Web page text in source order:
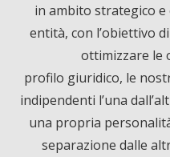
b
o
o
in ambito strategico e
entità, con l’obiettivo
ottimizzare le
profilo giuridico, le
indipendenti l’una
una propria
separazione dalle